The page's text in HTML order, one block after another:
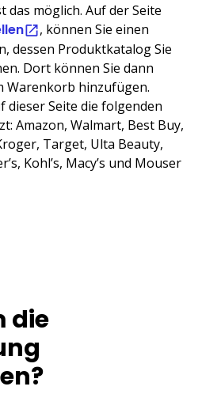
das möglich. Auf der Seite
, können Sie einen
dessen Produktkatalog Sie
Dort können Sie dann
Warenkorb hinzufügen.
dieser Seite die folgenden
Amazon, Walmart, Best Buy,
Target, Ulta Beauty,
Kohl’s, Macy’s und Mouser
die